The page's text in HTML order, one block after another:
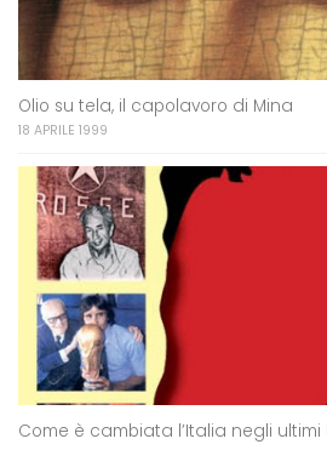
Olio su tela, il capolavoro di Mina
18 APRILE 1999
Come è cambiata l’Italia negli ultimi